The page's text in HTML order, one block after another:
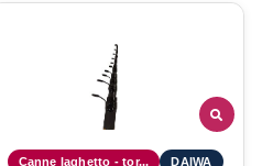
Canne laghetto - tor... DAIWA